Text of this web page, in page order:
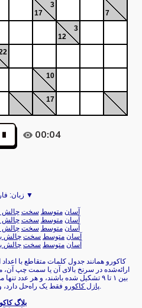
3
17
7
3
12
10
17
00:04
زبان: فارسی ▼
آسان متوسط سخت چالش
آسان متوسط سخت چالش
آسان متوسط سخت چالش
آسان متوسط سخت چالش
آسان متوسط سخت چالش
کاکورو همانند جدول کلمات متقاطع با
ارائه‌شده در سرنخ بالای آن یا سمت چپ آن،
بین ۱ تا ۹ تشکیل شده باشند، و هر عدد تنها می‌تواند یک‌بار در کلمه استفاده شود. هر
پازل کاکوروفقط یک راه‌حل دارد، و تنها با منطق قابل حل است.
بلاگ